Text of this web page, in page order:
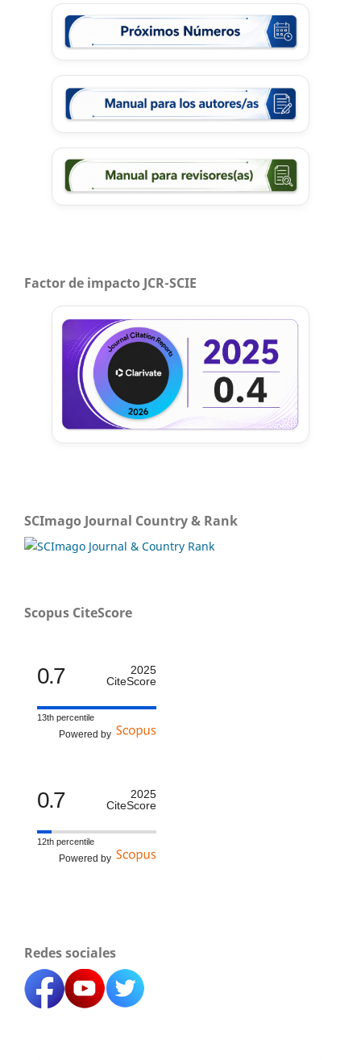
Factor de impacto JCR-SCIE
SCImago Journal Country & Rank
Scopus CiteScore
0.7
2025
CiteScore
13th percentile
Powered by
0.7
2025
CiteScore
12th percentile
Powered by
Redes sociales